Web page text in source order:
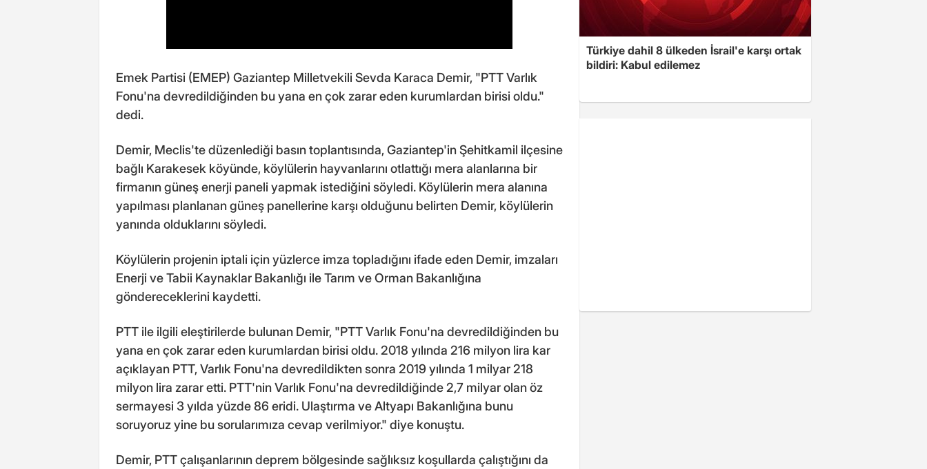
Emek Partisi (EMEP) Gaziantep Milletvekili Sevda Karaca Demir, "PTT Varlık
Fonu'na devredildiğinden bu yana en çok zarar eden kurumlardan birisi oldu."
dedi.
Demir, Meclis'te düzenlediği basın toplantısında, Gaziantep'in Şehitkamil ilçesine
bağlı Karakesek köyünde, köylülerin hayvanlarını otlattığı mera alanlarına bir
firmanın güneş enerji paneli yapmak istediğini söyledi. Köylülerin mera alanına
yapılması planlanan güneş panellerine karşı olduğunu belirten Demir, köylülerin
yanında olduklarını söyledi.
Köylülerin projenin iptali için yüzlerce imza topladığını ifade eden Demir, imzaları
Enerji ve Tabii Kaynaklar Bakanlığı ile Tarım ve Orman Bakanlığına
göndereceklerini kaydetti.
PTT ile ilgili eleştirilerde bulunan Demir, "PTT Varlık Fonu'na devredildiğinden bu
yana en çok zarar eden kurumlardan birisi oldu. 2018 yılında 216 milyon lira kar
açıklayan PTT, Varlık Fonu'na devredildikten sonra 2019 yılında 1 milyar 218
milyon lira zarar etti. PTT'nin Varlık Fonu'na devredildiğinde 2,7 milyar olan öz
sermayesi 3 yılda yüzde 86 eridi. Ulaştırma ve Altyapı Bakanlığına bunu
soruyoruz yine bu sorularımıza cevap verilmiyor." diye konuştu.
Demir, PTT çalışanlarının deprem bölgesinde sağlıksız koşullarda çalıştığını da
Türkiye dahil 8 ülkeden İsrail'e karşı ortak
bildiri: Kabul edilemez